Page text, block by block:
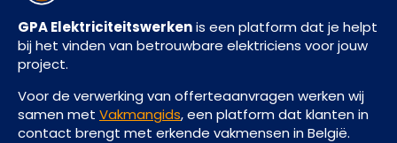
GPA Elektriciteitswerkenis een platform dat je helpt
bij het vinden van betrouwbare elektriciens voor jouw
project.
Voor de verwerking van offerteaanvragen werken wij
samen met Vakmangids, een platform dat klanten in
contact brengt met erkende vakmensen in België.